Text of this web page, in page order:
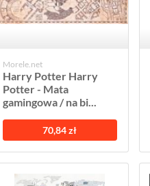
Morele.net
Harry Potter Harry
Potter - Mata
gamingowa / na bi...
70,84 zł